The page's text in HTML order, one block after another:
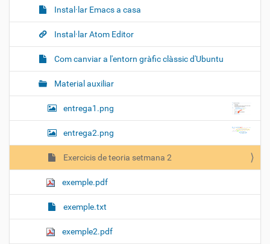
Instal·lar Emacs a casa
Instal·lar Atom Editor
Com canviar a l'entorn gràfic clàssic d'Ubuntu
Material auxiliar
entrega1.png
entrega2.png
Exercicis de teoria setmana 2
exemple.pdf
exemple.txt
exemple2.pdf